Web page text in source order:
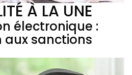
À LA UNE
électronique :
sanctions